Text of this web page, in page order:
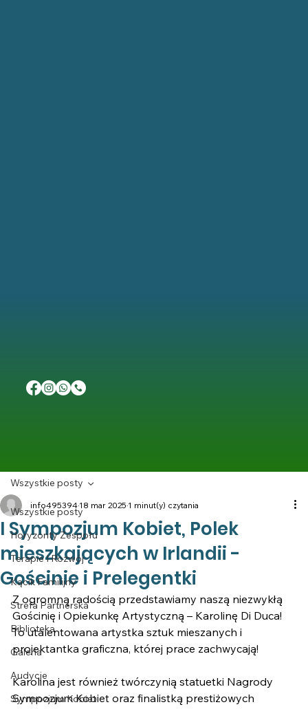
Wszystkie posty
Horyzonty Zespołu
Terapie I Rozwój
Kącik Familijny
Strefa Partnerska
Biblioteka
Galeria
Audycje
Sympozjum Kobiet
Wszystkie posty
I Sympozjum Kobiet, Polek
mieszkających w Irlandii -
Gościnie i Prelegentki
info495394 18 mar 2025 1 minut(y) czytania
Z ogromną radością przedstawiamy naszą niezwykłą
Gościnię i Opiekunkę Artystyczną – Karolinę Di Duca!
To utalentowana artystka sztuk mieszanych i
projektantka graficzna, której prace zachwycają!
Karolina jest również twórczynią statuetki Nagrody
Sympozjum Kobiet oraz finalistką prestiżowych